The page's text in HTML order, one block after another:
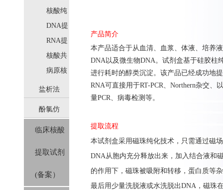
取
核酸纯
化
DNA提
取
RNA提
取
核酸共
提取
病原核
酸提取
盐析法
(SolPure)
酚氯仿
(Trizol系
列）
临床核酸
提取试剂
(备案）
产品简介
本产品适合于从血清、血浆、体液、培养
DNA以及微生物DNA。试剂盒基于硅胶柱
进行耗时的醇类沉淀。该产品已经成功地
RNA可直接用于RT-PCR、Northern杂交、
量PCR、病毒检测等。
提取流程
本试剂盒采用磁珠纯化技术，只需通过磁
DNA从胞内充分释放出来，加入结合液和
的作用下，磁珠被吸附和转移，蛋白质等
最后用少量洗脱液或水洗脱出DNA，磁珠